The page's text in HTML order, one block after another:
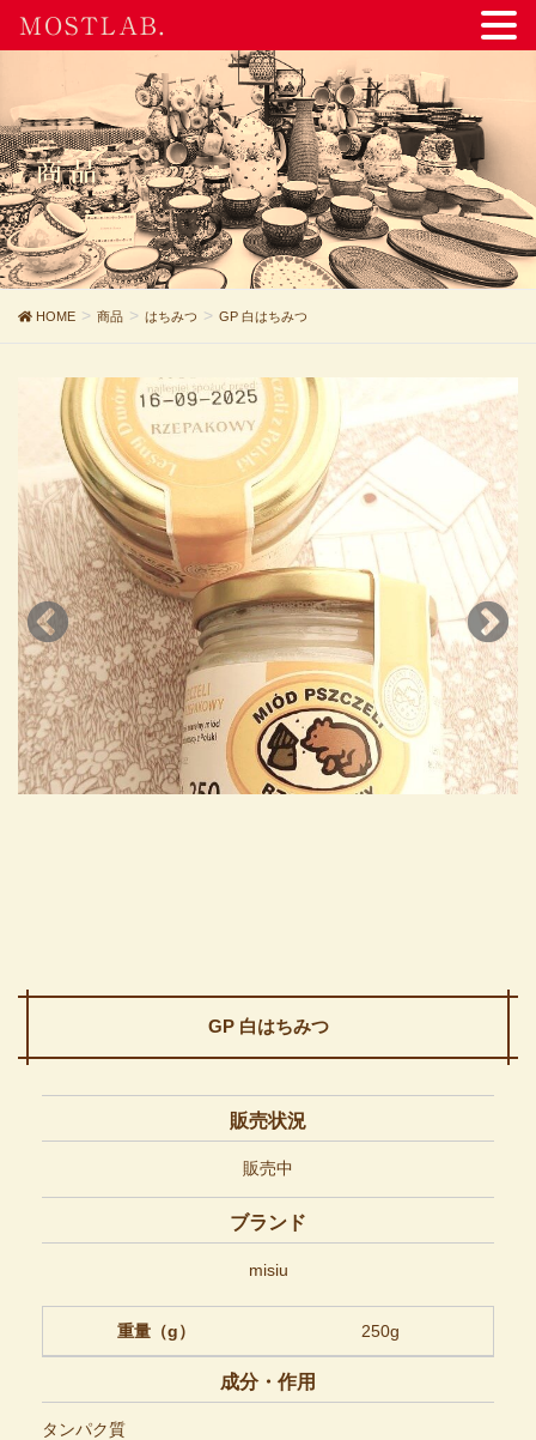
商品
HOME 商品 はちみつ GP 白はちみつ
GP 白はちみつ
販売状況
販売中
ブランド
misiu
重量（g） 250g
成分・作用
タンパク質
MOSTLAB.